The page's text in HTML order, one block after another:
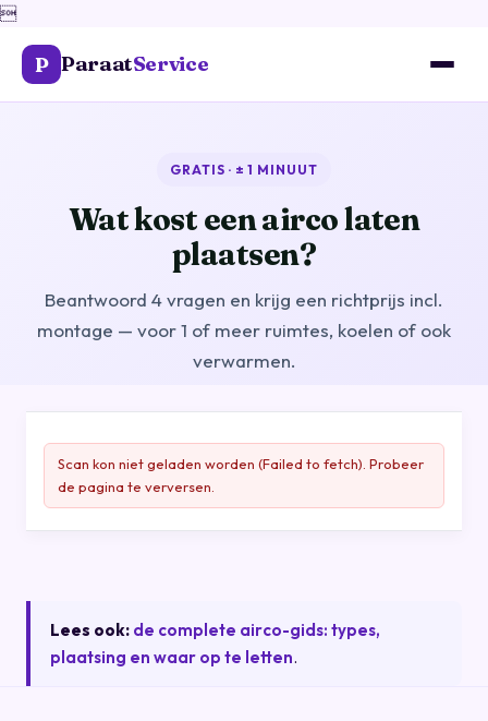

P ParaatService
GRATIS · ± 1 MINUUT
Wat kost een airco laten
plaatsen?
Beantwoord 4 vragen en krijg een richtprijs incl.
montage — voor 1 of meer ruimtes, koelen of ook
verwarmen.
Scan kon niet geladen worden (Failed to fetch). Probeer
de pagina te verversen.
Lees ook: de complete airco-gids: types,
plaatsing en waar op te letten.